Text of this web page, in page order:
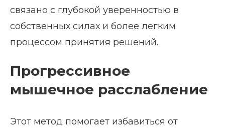
связано с глубокой уверенностью в
собственных силах и более легким
процессом принятия решений.
Прогрессивное
мышечное расслабление
Этот метод помогает избавиться от